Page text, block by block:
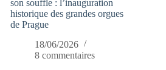
son souffle : l’inauguration
historique des grandes orgues
de Prague
18/06/2026
8 commentaires